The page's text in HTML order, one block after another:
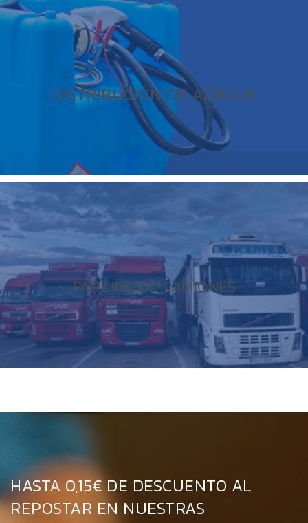
DISTRIBUCIÓN DE ADBLUE
PARKING DE CAMIONES
HASTA 0,15€ DE DESCUENTO AL
REPOSTAR EN NUESTRAS